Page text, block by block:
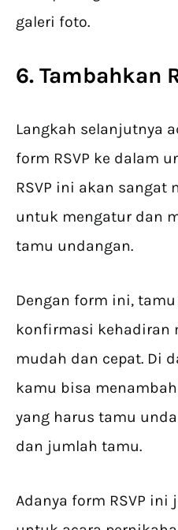
galeri foto.
6. Tambahkan
Langkah selanjutnya
form RSVP ke dalam
RSVP ini akan sangat
untuk mengatur dan
tamu undangan.
Dengan form ini,
konfirmasi kehadiran
mudah dan cepat. Di
kamu bisa
yang harus tamu
dan jumlah tamu.
Adanya form RSVP